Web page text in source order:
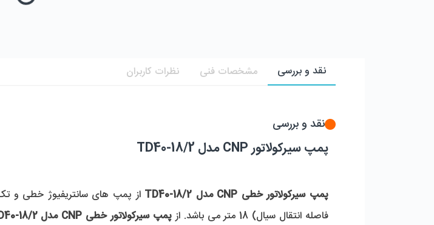
نقد و بررسی مشخصات فنی نظرات کاربران
نقد و بررسی
پمپ سیرکولاتور CNP مدل TD40-18/2
پمپ سیرکولاتور خطی CNP مدل TD40-18/2
فاصله انتقال سیال) 18 متر می باشد. از
پمپ سیرکولاتور خطی CNP مدل TD40-18/2